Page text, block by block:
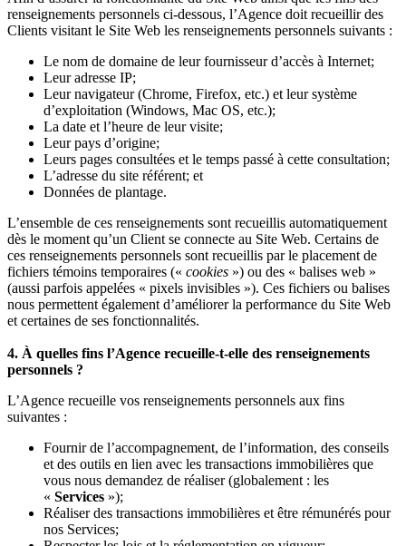
renseignements personnels ci-dessous, l’Agence doit recueillir des
Clients visitant le Site Web les renseignements personnels suivants :
Le nom de domaine de leur fournisseur d’accès à Internet;
Leur adresse IP;
Leur navigateur (Chrome, Firefox, etc.) et leur système
d’exploitation (Windows, Mac OS, etc.);
La date et l’heure de leur visite;
Leur pays d’origine;
Leurs pages consultées et le temps passé à cette consultation;
L’adresse du site référent; et
Données de plantage.
L’ensemble de ces renseignements sont recueillis automatiquement
dès le moment qu’un Client se connecte au Site Web. Certains de
ces renseignements personnels sont recueillis par le placement de
fichiers témoins temporaires (« cookies ») ou des « balises web »
(aussi parfois appelées « pixels invisibles »). Ces fichiers ou balises
nous permettent également d’améliorer la performance du Site Web
et certaines de ses fonctionnalités.
4. À quelles fins l’Agence recueille-t-elle des renseignements
personnels ?
L’Agence recueille vos renseignements personnels aux fins
suivantes :
Fournir de l’accompagnement, de l’information, des conseils
et des outils en lien avec les transactions immobilières que
vous nous demandez de réaliser (globalement : les
« Services »);
Réaliser des transactions immobilières et être rémunérés pour
nos Services;